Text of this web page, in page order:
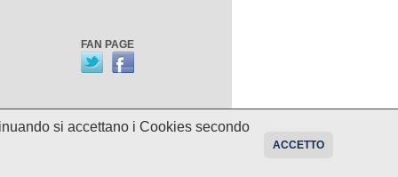
FAN PAGE
programmi potrebbero essere
si accettano i Cookies secondo
ACCETTO